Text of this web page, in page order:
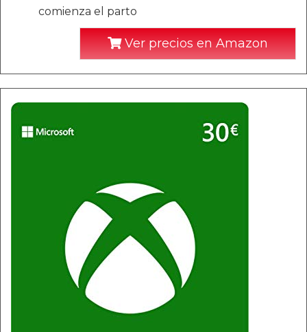
comienza el parto
Ver precios en Amazon